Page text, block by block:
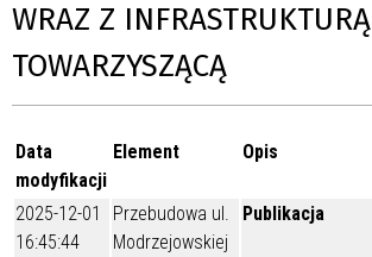
WRAZ Z INFRASTRUKTURĄ
TOWARZYSZĄCĄ
Data
modyfikacji
Element Opis
2025-12-01
16:45:44
Przebudowa ul.
Modrzejowskiej
Publikacja